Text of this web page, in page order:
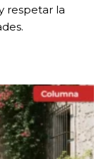
respetar la